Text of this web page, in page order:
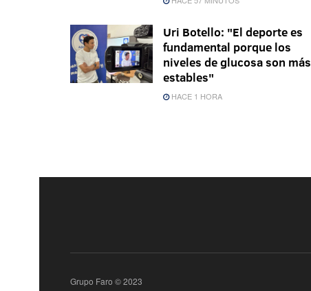
Uri Botello: "El deporte es
fundamental porque los
niveles de glucosa son más
estables"
HACE 1 HORA
Grupo Faro © 2023